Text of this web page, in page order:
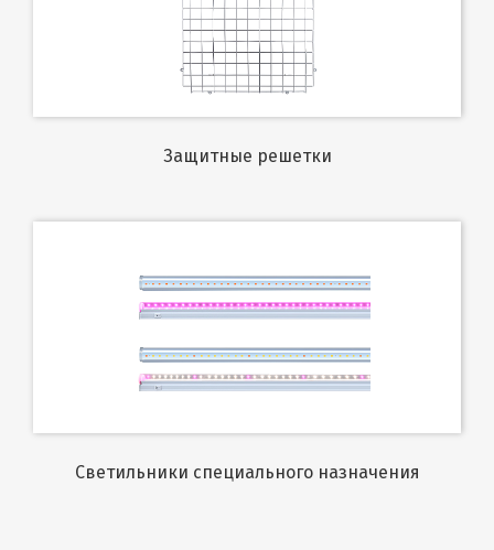
Защитные решетки
Светильники специального назначения